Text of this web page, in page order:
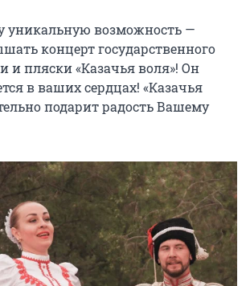
уникальную возможность —
концерт государственного
и пляски «Казачья воля»! Он
в ваших сердцах! «Казачья
подарит радость Вашему